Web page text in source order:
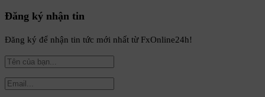
Đăng ký nhận tin
Đăng ký để nhận tin tức mới nhất từ FxOnline24h!